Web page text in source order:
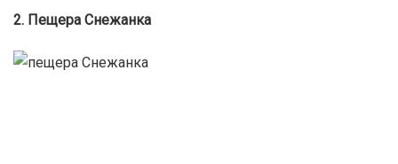
2. Пещера Снежанка